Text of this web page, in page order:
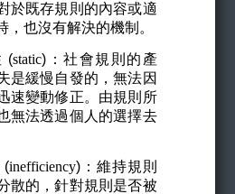
於既存規則的內容或適
，也沒有解決的機制。
(static) ：社會規則的產
是緩慢自發的，無法因
速變動修正。由規則所
無法透過個人的選擇去
(inefficiency)：維持規則
散的，針對規則是否被